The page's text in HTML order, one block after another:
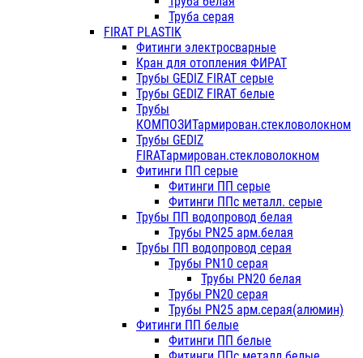
Труба серая
FIRAT PLASTIK
Фитинги электросварные
Кран для отопления ФИРАТ
Трубы GEDIZ FIRAT серые
Трубы GEDIZ FIRAT белые
Трубы
КОМПОЗИТармирован.стекловолокном
Трубы GEDIZ
FIRATармирован.стекловолокном
Фитинги ПП серые
Фитинги ПП серые
Фитинги ППс металл. серые
Трубы ПП водопровод белая
Трубы PN25 арм.белая
Трубы ПП водопровод серая
Трубы PN10 серая
Трубы PN20 белая
Трубы PN20 серая
Трубы PN25 арм.серая(алюмин)
Фитинги ПП белые
Фитинги ПП белые